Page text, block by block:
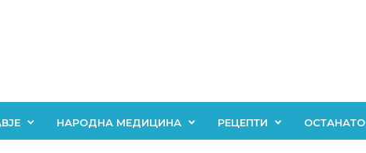
НАРОДНА МЕДИЦИНА РЕЦЕПТИ ОСТАНАТО